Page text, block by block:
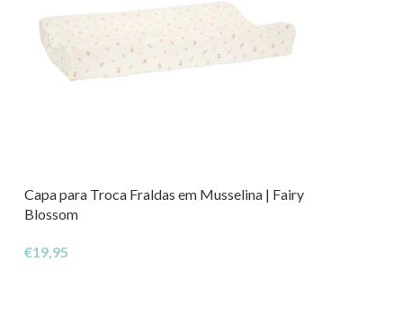
Capa para Troca Fraldas em Musselina | Fairy
Blossom
€19,95